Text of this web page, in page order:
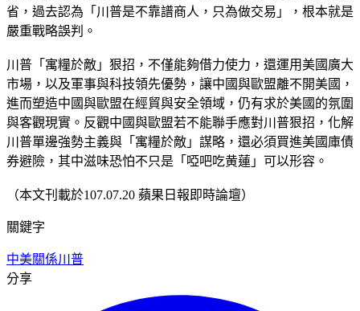
省，過去認為「川普是不靠譜商人，只為做交易」，根本就是
嚴重戰略誤判。
川普「寓糧於敵」狠招，不僅能夠借力使力，還運用美國廣大
市場，以及軍事與科技領先優勢，讓中國與歐盟離不開美國，
進而塑造中國與歐盟在經貿與安全領域，仍有求於美國的氛圍
與客觀現實。反觀中國與歐盟若不能聯手應對川普狠招，化解
川普單邊強勢主義與「寓糧於敵」謀略，還必須買進美國庫債
券避險，其中滋味恐怕不只是「啞吧吃黄蓮」可以形容。
（本文刊載於107.07.20 蘋果日報即時論壇）
關鍵字
中美關係川普
分享